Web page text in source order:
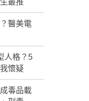
醫美電
人格？5
懷疑
毒品載